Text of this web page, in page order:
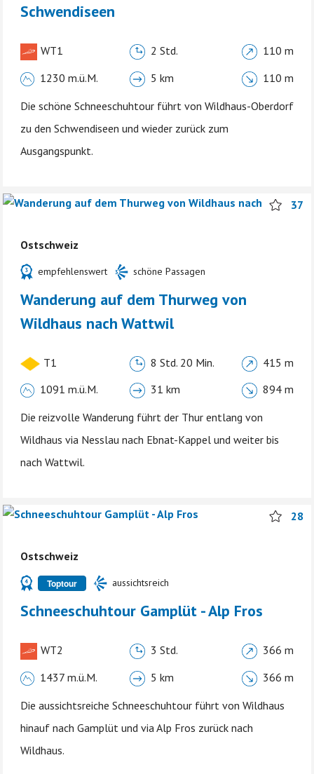
Schwendiseen
WT1 2 Std.
110 m
1230 m.ü.M.
5 km
110 m
Die schöne Schneeschuhtour führt von Wildhaus-Oberdorf
zu den Schwendiseen und wieder zurück zum
Ausgangspunkt.
37
Ostschweiz
empfehlenswert schöne Passagen
Wanderung auf dem Thurweg von
Wildhaus nach Wattwil
T1 8 Std. 20 Min.
415 m
1091 m.ü.M.
31 km
894 m
Die reizvolle Wanderung führt der Thur entlang von
Wildhaus via Nesslau nach Ebnat-Kappel und weiter bis
nach Wattwil.
28
Ostschweiz
Toptour aussichtsreich
Schneeschuhtour Gamplüt - Alp Fros
WT2 3 Std.
366 m
1437 m.ü.M.
5 km
366 m
Die aussichtsreiche Schneeschuhtour führt von Wildhaus
hinauf nach Gamplüt und via Alp Fros zurück nach
Wildhaus.